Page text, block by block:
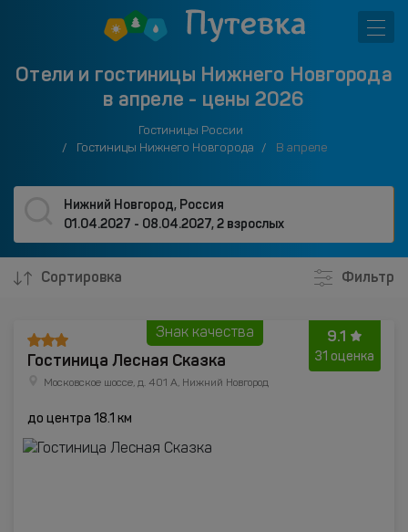
Отели и гостиницы Нижнего Новгорода
в апреле - цены 2026
Гостиницы России
Гостиницы Нижнего Новгорода
В апреле
Нижний Новгород, Россия
01.04.2027 - 08.04.2027,2 взрослых
Сортировка Фильтр
9.1
31 оценка
Знак качества
Гостиница Лесная Сказка
Московское шоссе, д. 401 А, Нижний Новгород
до центра 18.1 км